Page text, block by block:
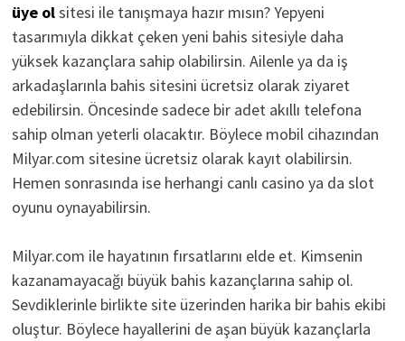
üye olsitesi ile tanışmaya hazır mısın? Yepyeni
tasarımıyla dikkat çeken yeni bahis sitesiyle daha
yüksek kazançlara sahip olabilirsin. Ailenle ya da iş
arkadaşlarınla bahis sitesini ücretsiz olarak ziyaret
edebilirsin. Öncesinde sadece bir adet akıllı telefona
sahip olman yeterli olacaktır. Böylece mobil cihazından
Milyar.com sitesine ücretsiz olarak kayıt olabilirsin.
Hemen sonrasında ise herhangi canlı casino ya da slot
oyunu oynayabilirsin.
Milyar.com ile hayatının fırsatlarını elde et. Kimsenin
kazanamayacağı büyük bahis kazançlarına sahip ol.
Sevdiklerinle birlikte site üzerinden harika bir bahis ekibi
oluştur. Böylece hayallerini de aşan büyük kazançlarla